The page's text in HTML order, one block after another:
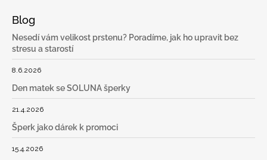
Blog
Nesedí vám velikost prstenu? Poradíme, jak ho upravit bez
stresu a starostí
8.6.2026
Den matek se SOLUNA šperky
21.4.2026
Šperk jako dárek k promoci
15.4.2026